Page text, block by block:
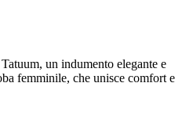
un indumento elegante e
femminile, che unisce comfort e